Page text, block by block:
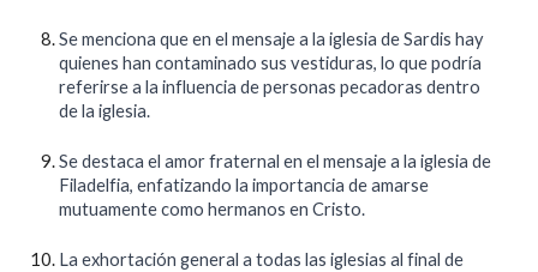
Se menciona que en el mensaje a la iglesia de Sardis hay
quienes han contaminado sus vestiduras, lo que podría
referirse a la influencia de personas pecadoras dentro
de la iglesia.
Se destaca el amor fraternal en el mensaje a la iglesia de
Filadelfia, enfatizando la importancia de amarse
mutuamente como hermanos en Cristo.
La exhortación general a todas las iglesias al final de